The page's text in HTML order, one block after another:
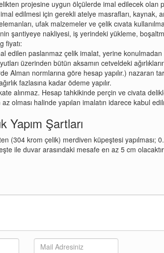
projesine uygun ölçülerde imal edilecek
edilmesi için gerekli atelye masrafları, kaynak,
ufak malzemeler ve çelik cıvata
şantiyeye nakliyesi, iş yerindeki yükleme,
fiyatı:
edilen paslanmaz çelik imalat, yerine konulmadan
üzerinden bütün aksamın cetveldeki
Alman normlarına göre hesap yapılır.) nazaran
fazlasına kadar ödeme yapılır.
alınmaz. Hesap tahkikinde perçin ve civata
az olması halinde yapılan imalatın idarece kabul
Yapım Şartları
(304 krom çelik) merdiven küpeştesi yapılması;
ile duvar arasındaki mesafe en az 5 cm